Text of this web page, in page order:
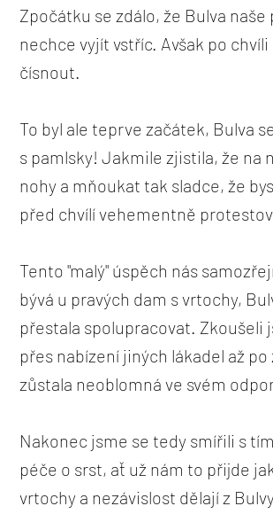
Zpočátku se zdálo, že Bulva
nechce vyjít vstříc. Avšak po
čísnout.
To byl ale teprve začátek, Bulva
s pamlsky! Jakmile zjistila, že na
nohy a mňoukat tak sladce, že
před chvílí vehementně
Tento "malý" úspěch nás
bývá u pravých dam s vrtochy,
přestala spolupracovat. Zkoušeli
přes nabízení jiných lákadel až
zůstala neoblomná ve svém
Nakonec jsme se tedy smířili s
péče o srst, ať už nám to přijde
vrtochy a nezávislost dělají z